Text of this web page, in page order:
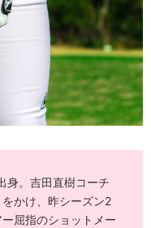
身。吉田直樹コーチ
かけ、昨シーズン2
屈指のショットメー